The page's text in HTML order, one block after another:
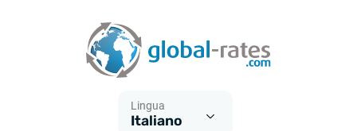
Lingua
Italiano
Cos'è l'inflazione CPI?
Cos'è l'inflazione HICP?
Tassi storici Euribor
Calcolatore dell’inflazione